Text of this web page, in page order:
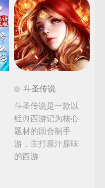
斗圣传说
斗圣传说是一款以
经典西游记为核心
题材的回合制手
游，主打原汁原味
的西游...